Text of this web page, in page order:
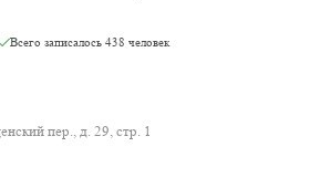
Всего записалось 438 человек
пер., д. 29, стр. 1